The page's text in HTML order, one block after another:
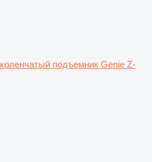
коленчатый подъемник Genie Z-